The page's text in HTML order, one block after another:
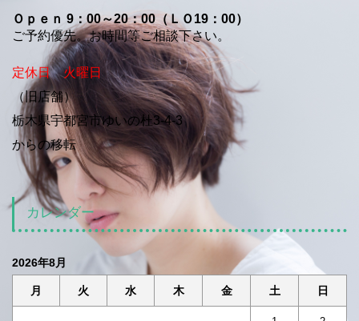
Ｏｐｅｎ 9：00～20：00（ＬＯ19：00）
ご予約優先。お時間等ご相談下さい。
定休日 火曜日
（旧店舗）
栃木県宇都宮市ゆいの杜3-4-3
からの移転
カレンダー
2026年8月
月 火 水 木 金 土 日